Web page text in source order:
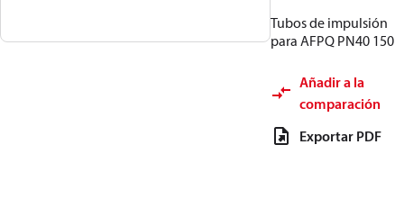
Tubos de impulsión
para AFPQ PN40 150
Añadir a la
comparación
Exportar PDF